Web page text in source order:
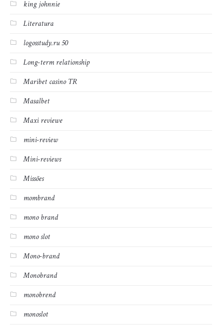
king johnnie
Literatura
logosstudy.ru 50
Long-term relationship
Maribet casino TR
Masalbet
Maxi reviewe
mini-review
Mini-reviews
Missões
mombrand
mono brand
mono slot
Mono-brand
Monobrand
monobrend
monoslot